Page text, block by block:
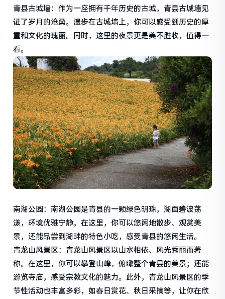
青县古城墙：作为一座拥有千年历史的古城，青县古城墙见
证了岁月的沧桑。漫步在古城墙上，你可以感受到历史的厚
重和文化的瑰丽。同时，这里的夜景更是美不胜收，值得一
看。
南湖公园：南湖公园是青县的一颗绿色明珠，湖面碧波荡
漾，环境优雅宁静。在这里，你可以悠闲地散步、观赏美
景，还能品尝到湖畔的特色小吃，感受青县的悠闲生活。
青龙山风景区：青龙山风景区以山水相依、风光秀丽而著
称。在这里，你可以攀登山峰，俯瞰整个青县的美景；还能
游览寺庙，感受宗教文化的魅力。此外，青龙山风景区的季
节性活动也丰富多彩，如春日赏花、秋日采摘等，让你在欣